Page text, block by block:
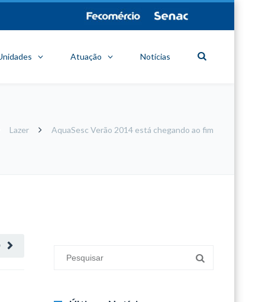
Atuação Notícias
Lazer AquaSesc Verão 2014 está chegando ao fim